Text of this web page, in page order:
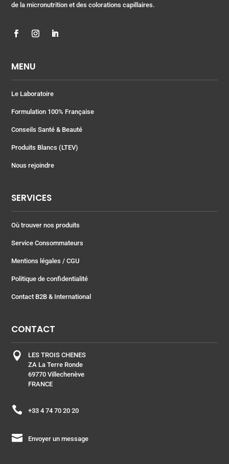
de la micronutrition et des colorations capillaires.
MENU
Le Laboratoire
Formulation 100% Française
Conseils Santé & Beauté
Produits Blancs (LTEV)
Nous rejoindre
SERVICES
Où trouver nos produits
Service Consommateurs
Mentions légales / CGU
Politique de confidentialité
Contact B2B & International
CONTACT

LES TROIS CHENES
ZA La Terre Ronde
69770 Villechenève
FRANCE
 +33 4 74 70 20 20
 Envoyer un message